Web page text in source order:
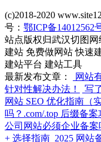
(c)2018-2020
号： 鄂ICP备14012562
站点版权归武汉切图
建站 免费做网站 快速
建站平台 建站工具
最新发布文章：
网站
针对性解决办法！
写
网站 SEO 优化指南（
吗？.com/.top 后缀备
公司网站必须企业备
+ 选择指南 2025 网站